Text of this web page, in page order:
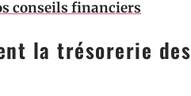
conseils financiers
la trésorerie des